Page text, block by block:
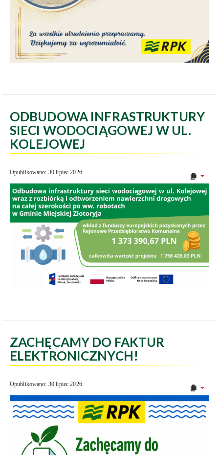
ODBUDOWA INFRASTRUKTURY
SIECI WODOCIĄGOWEJ W UL.
KOLEJOWEJ
Opublikowano: 30 lipiec 2026
ZACHĘCAMY DO FAKTUR
ELEKTRONICZNYCH!
Opublikowano: 30 lipiec 2026